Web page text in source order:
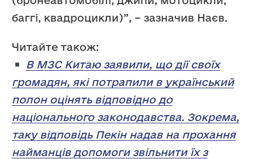
баггі, квадроцикли)”, – зазначив Наєв.
Читайте також:
В МЗС Китаю заявили, що дії своїх
громадян, які потрапили в український
полон оцінять відповідно до
національного законодавства. Зокрема,
таку відповідь Пекін надав на прохання
найманців допомоги звільнити їх з